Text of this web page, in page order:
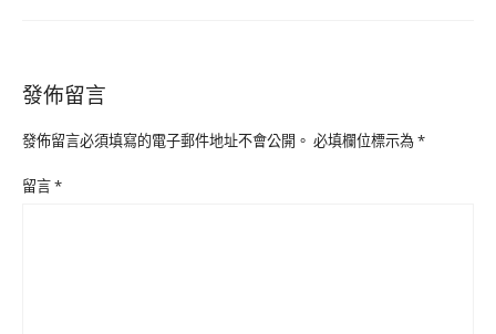
發佈留言
發佈留言必須填寫的電子郵件地址不會公開。 必填欄位標示為*
留言*